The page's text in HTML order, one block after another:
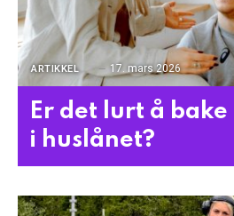
ARTIKKEL 17. mars 2026
Er det lurt å
i huslånet?